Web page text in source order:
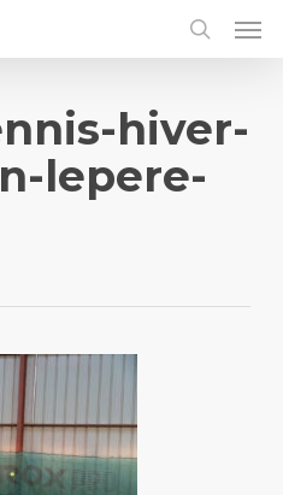
hiver-
lepere-